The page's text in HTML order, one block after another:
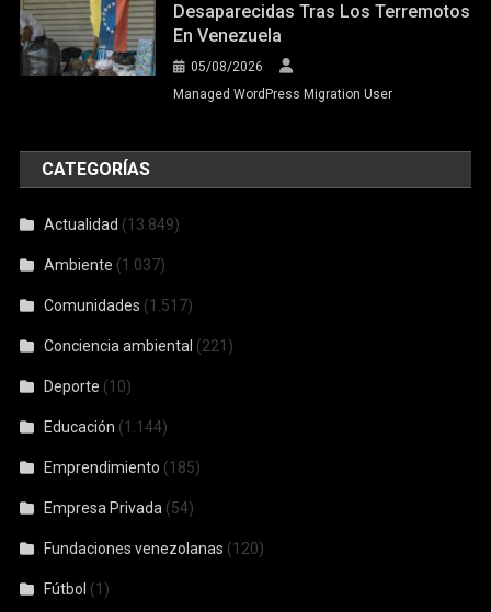
Desaparecidas Tras Los Terremotos
En Venezuela
05/08/2026
Managed WordPress Migration User
CATEGORÍAS
Actualidad (13.849)
Ambiente (1.037)
Comunidades (1.517)
Conciencia ambiental (221)
Deporte (10)
Educación (1.144)
Emprendimiento (185)
Empresa Privada (54)
Fundaciones venezolanas (120)
Fútbol (1)